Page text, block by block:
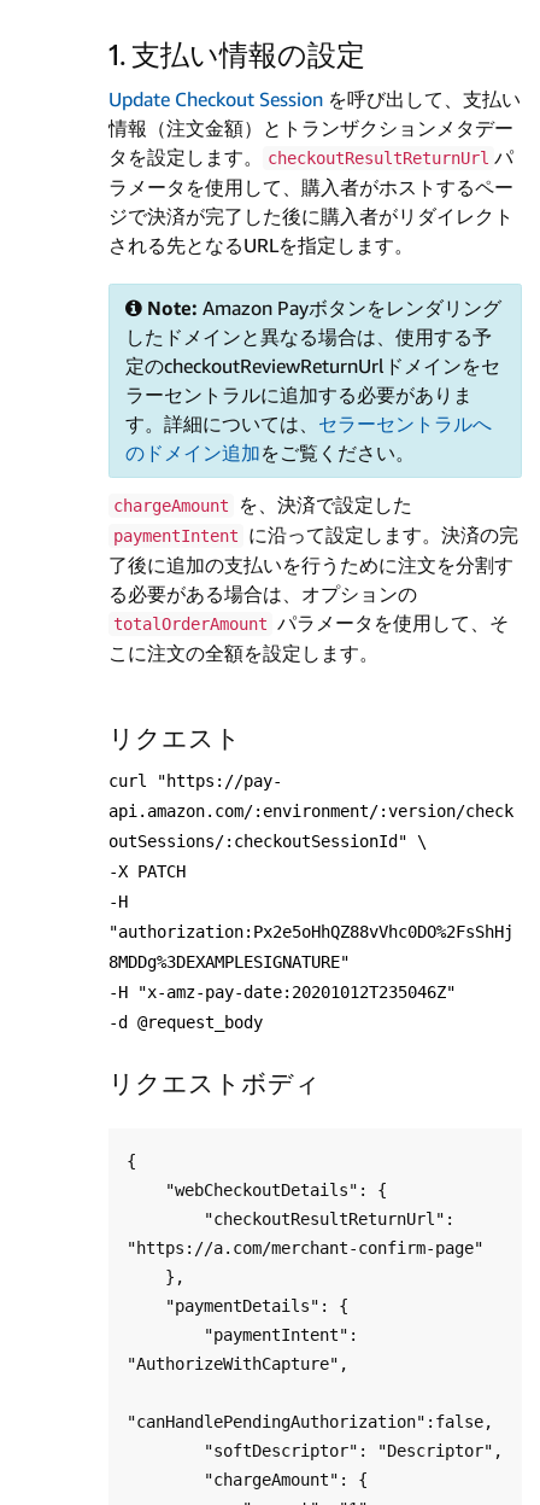
1. 支払い情報の設定
Update Checkout Session を呼び出して、支払い
情報（注文金額）とトランザクションメタデー
タを設定します。
checkoutResultReturnUrl パ
ラメータを使用して、購入者がホストするペー
ジで決済が完了した後に購入者がリダイレクト
される先となるURLを指定します。
Note: Amazon Payボタンをレンダリング
したドメインと異なる場合は、使用する予
定のcheckoutReviewReturnUrlドメインをセ
ラーセントラルに追加する必要がありま
す。詳細については、 セラーセントラルへ
のドメイン追加をご覧ください。
chargeAmount を、決済で設定した
paymentIntent
に沿って設定します。決済の完
了後に追加の支払いを行うために注文を分割す
る必要がある場合は、オプションの
totalOrderAmount パラメータを使用して、そ
こに注文の全額を設定します。
リクエスト
curl "https://pay-
api.amazon.com/:environment/:version/check
outSessions/:checkoutSessionId" \
-X PATCH
-H
"authorization:Px2e5oHhQZ88vVhc0DO%2FsShHj
8MDDg%3DEXAMPLESIGNATURE"
-H "x-amz-pay-date:20201012T235046Z"
-d @request_body
リクエストボディ
{
"https://a.com/merchant-confirm-page"
"AuthorizeWithCapture",
"canHandlePendingAuthorization":false,